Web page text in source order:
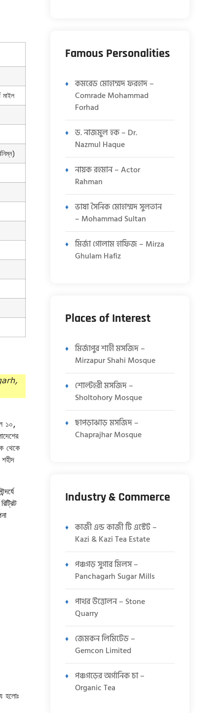
মাইল
১০,
থেকে
হলোঃ
Famous Personalities
কমরেড মোহাম্মদ ফরহাদ –
Comrade Mohammad
Forhad
ড. নাজমুল হক – Dr.
Nazmul Haque
নায়ক রহমান – Actor
Rahman
ভাষা সৈনিক মোহাম্মদ সুলতান
– Mohammad Sultan
মির্জা গোলাম হাফিজ – Mirza
Ghulam Hafiz
Places of Interest
মির্জাপুর শাহী মসজিদ –
Mirzapur Shahi Mosque
শোল্টহরী মসজিদ –
Sholtohory Mosque
ছাপড়াঝাড় মসজিদ –
Chaprajhar Mosque
Industry & Commerce
কাজী এন্ড কাজী টি এস্টেট –
Kazi & Kazi Tea Estate
পঞ্চগড় সুগার মিলস –
Panchagarh Sugar Mills
পাথর উত্তোলন – Stone
Quarry
জেমকন লিমিটেড –
Gemcon Limited
পঞ্চগড়ের অর্গানিক চা –
Organic Tea